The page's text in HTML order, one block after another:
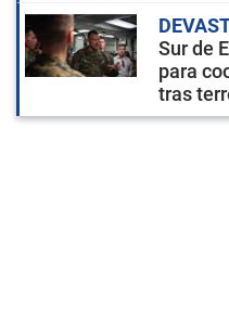
Sur de
para
tras